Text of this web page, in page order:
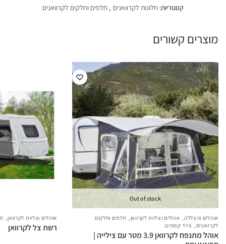
קטגוריות: חלונות לקרוואנים , חלפים וחלקים לקרוואנים
מוצרים קשורים
Out of stock
אוהלים והצללה, אוהלים וצליות לקרוואן, חלפים וחלקים
לקרוואנים, ציוד קמפינג
אוהל מתנפח לקרוואן 3.9 מטר עם צילייה |
אוהלים וצליות לקרוואן,
רשת צל לקרוואן